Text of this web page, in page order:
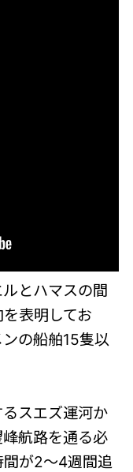
とハマスの間
表明してお
の船舶15隻以
スエズ運河か
航路を通る必
が2〜4週間追